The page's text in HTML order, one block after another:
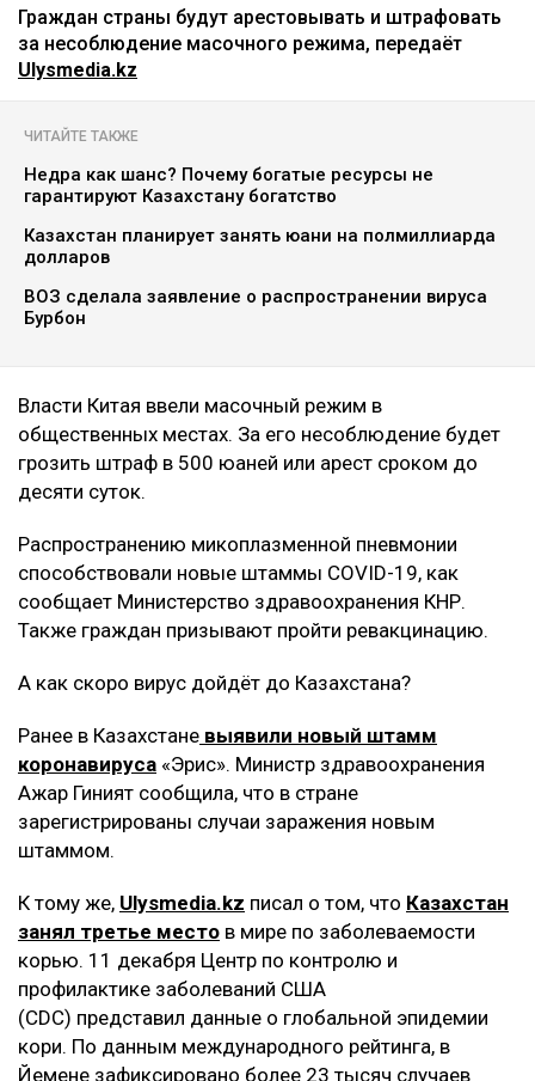
Граждан страны будут арестовывать и штрафовать
за несоблюдение масочного режима, передаёт
Ulysmedia.kz
ЧИТАЙТЕ ТАКЖЕ
Недра как шанс? Почему богатые ресурсы не
гарантируют Казахстану богатство
Казахстан планирует занять юани на полмиллиарда
долларов
ВОЗ сделала заявление о распространении вируса
Бурбон
Власти Китая ввели масочный режим в
общественных местах. За его несоблюдение будет
грозить штраф в 500 юаней или арест сроком до
десяти суток.
Распространению микоплазменной пневмонии
способствовали новые штаммы COVID-19, как
сообщает Министерство здравоохранения КНР.
Также граждан призывают пройти ревакцинацию.
А как скоро вирус дойдёт до Казахстана?
Ранее в Казахстане выявили новый штамм
коронавируса «Эрис». Министр здравоохранения
Ажар Гиният сообщила, что в стране
зарегистрированы случаи заражения новым
штаммом.
К тому же, Ulysmedia.kz писал о том, что Казахстан
занял третье место в мире по заболеваемости
корью. 11 декабря Центр по контролю и
профилактике заболеваний США
(CDC) представил данные о глобальной эпидемии
кори. По данным международного рейтинга, в
Йемене зафиксировано более 23 тысяч случаев